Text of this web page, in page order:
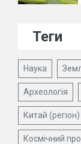
Теги
Наука
Археологія
Китай (регіон)
Космічний